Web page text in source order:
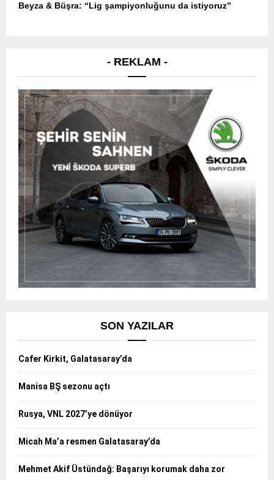
Beyza & Büşra: “Lig şampiyonluğunu da istiyoruz”
- REKLAM -
SON YAZILAR
Cafer Kirkit, Galatasaray’da
Manisa BŞ sezonu açtı
Rusya, VNL 2027’ye dönüyor
Micah Ma’a resmen Galatasaray’da
Mehmet Akif Üstündağ: Başarıyı korumak daha zor